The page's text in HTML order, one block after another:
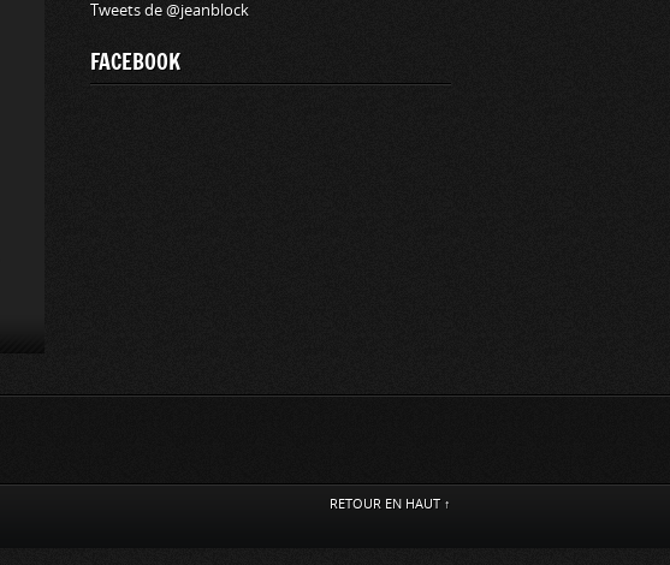
Tweets de @jeanblock
FACEBOOK
RETOUR EN HAUT ↑